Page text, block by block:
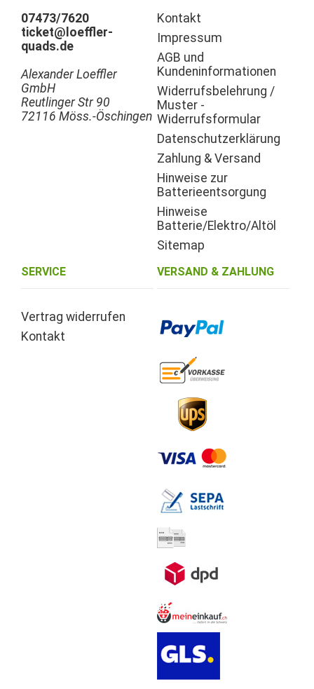
07473/7620
ticket@loeffler-
quads.de
Alexander Loeffler
GmbH
Reutlinger Str 90
72116 Möss.-Öschingen
Kontakt
Impressum
AGB und
Kundeninformationen
Widerrufsbelehrung /
Muster -
Widerrufsformular
Datenschutzerklärung
Zahlung & Versand
Hinweise zur
Batterieentsorgung
Hinweise
Batterie/Elektro/Altöl
Sitemap
SERVICE
Vertrag widerrufen
Kontakt
VERSAND & ZAHLUNG